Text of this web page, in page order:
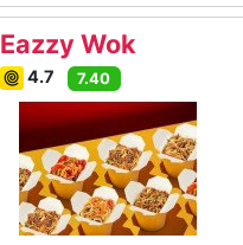
Eazzy Wok
4.7 7.40